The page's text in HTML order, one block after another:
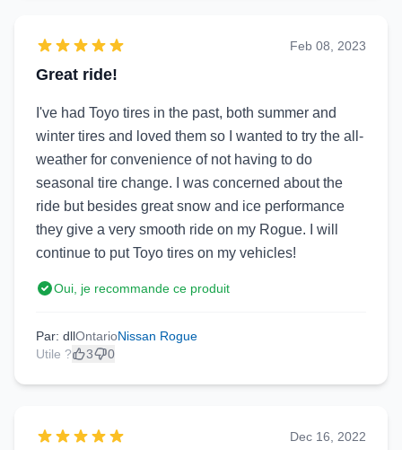
Great ride!
Feb 08, 2023
I've had Toyo tires in the past, both summer and
winter tires and loved them so I wanted to try the all-
weather for convenience of not having to do
seasonal tire change. I was concerned about the
ride but besides great snow and ice performance
they give a very smooth ride on my Rogue. I will
continue to put Toyo tires on my vehicles!
Oui, je recommande ce produit
Par: dllOntarioNissan Rogue
Utile ?
3 0
Dec 16, 2022